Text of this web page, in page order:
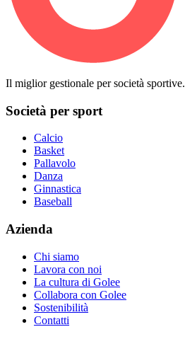
Il miglior gestionale per società sportive.
Società per sport
Calcio
Basket
Pallavolo
Danza
Ginnastica
Baseball
Azienda
Chi siamo
Lavora con noi
La cultura di Golee
Collabora con Golee
Sostenibilità
Contatti